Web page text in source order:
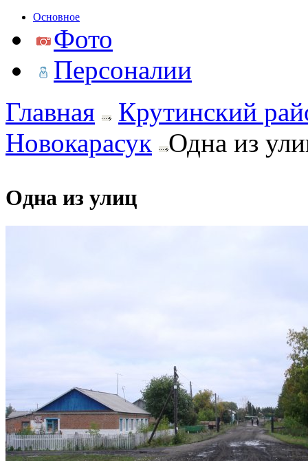
Основное
Фото
Персоналии
Главная
Крутинский
Новокарасук
Одна из
Одна из улиц